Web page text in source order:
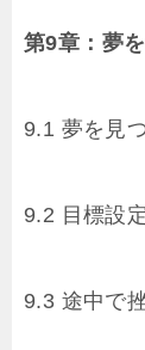
第9章：夢
9.1 夢を見
9.2 目標設
9.3 途中で